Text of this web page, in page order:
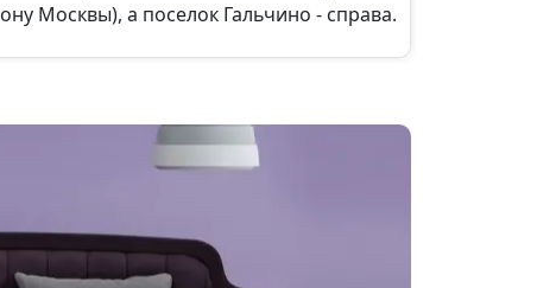
Москвы), а поселок Гальчино - справа.